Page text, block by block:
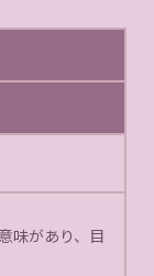
味があり、目